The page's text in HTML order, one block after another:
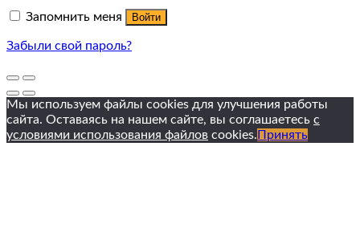
Запомнить меня Войти
Забыли свой пароль?
Мы используем файлы cookies для улучшения работы
сайта. Оставаясь на нашем сайте, вы соглашаетесь с
условиями использования файлов cookies. Принять